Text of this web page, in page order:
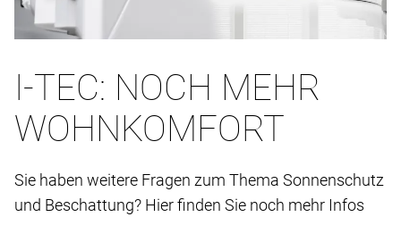
I-TEC: NOCH MEHR
WOHNKOMFORT
Sie haben weitere Fragen zum Thema Sonnenschutz
und Beschattung? Hier finden Sie noch mehr Infos